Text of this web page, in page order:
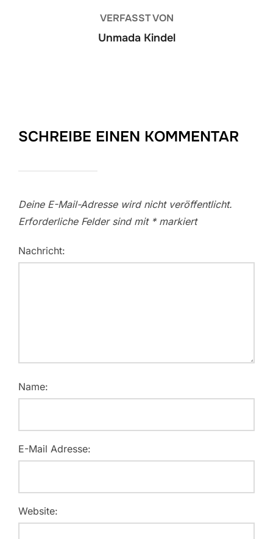
VERFASST VON
Unmada Kindel
SCHREIBE EINEN KOMMENTAR
Deine E-Mail-Adresse wird nicht veröffentlicht.
Erforderliche Felder sind mit *markiert
Nachricht:
Name:
E-Mail Adresse:
Website: